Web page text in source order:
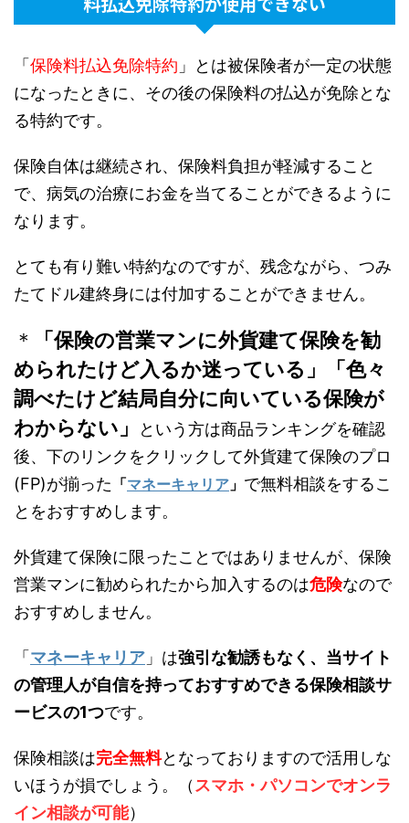
「保険料払込免除特約 」とは被保険者が一定の状態
になったときに、その後の保険料の払込が免除とな
る特約です。
保険自体は継続され、保険料負担が軽減すること
で、病気の治療にお金を当てることができるように
なります。
とても有り難い特約なのですが、残念ながら、つみ
たてドル建終身には付加することができません。
＊
「保険の営業マンに外貨建て保険を勧
められたけど入るか迷っている」「色々
調べたけど結局自分に向いている保険が
わからない」
という方は商品ランキングを確認
後、下のリンクをクリックして外貨建て保険のプロ
(FP)が揃った 「マネーキャリア 」 で無料相談をするこ
とをおすすめします。
外貨建て保険に限ったことではありませんが、保険
営業マンに勧められたから加入するのは危険なので
おすすめしません。
「マネーキャリア 」は強引な勧誘もなく、当サイト
の管理人が自信を持っておすすめできる保険相談サ
ービスの1つです。
保険相談は完全無料となっておりますので活用しな
いほうが損でしょう。（ スマホ・パソコンでオンラ
イン相談が可能）